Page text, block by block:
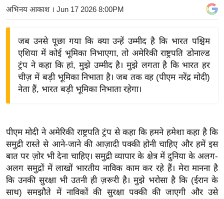
ज़
ने
द्यो
वि
शे
ष
ज्ञ
रा
य
अभिनय आकाश। Jun 17 2026 8:00PM
जब उनसे पूछा गया कि क्या उन्हें उम्मीद है कि भारत पश्चिम
एशिया में कोई भूमिका निभाएगा, तो अमेरिकी राष्ट्रपति डोनाल्ड
ट्रंप ने कहा कि हां, मुझे उम्मीद है। मुझे लगता है कि भारत हर
चीज़ में बड़ी भूमिका निभाता है। जब तक वह (पीएम नरेंद्र मोदी)
नेता हैं, भारत बड़ी भूमिका निभाता रहेगा।
पीएम मोदी ने अमेरिकी राष्ट्रपति ट्रंप से कहा कि हमने हमेशा कहा है कि
समुद्री रास्ते से आने-जाने की आज़ादी पक्की होनी चाहिए और हमें इस
बात पर ज़ोर भी देना चाहिए। समुद्री व्यापार के क्षेत्र में दुनिया के अलग-
अलग समुद्रों में लाखों भारतीय नाविक काम कर रहे हैं। मेरा मानना ​​है
कि उनकी सुरक्षा भी उतनी ही ज़रूरी है। मुझे भरोसा है कि (ईरान के
साथ) समझौते में नाविकों की सुरक्षा पक्की की जाएगी और उसे